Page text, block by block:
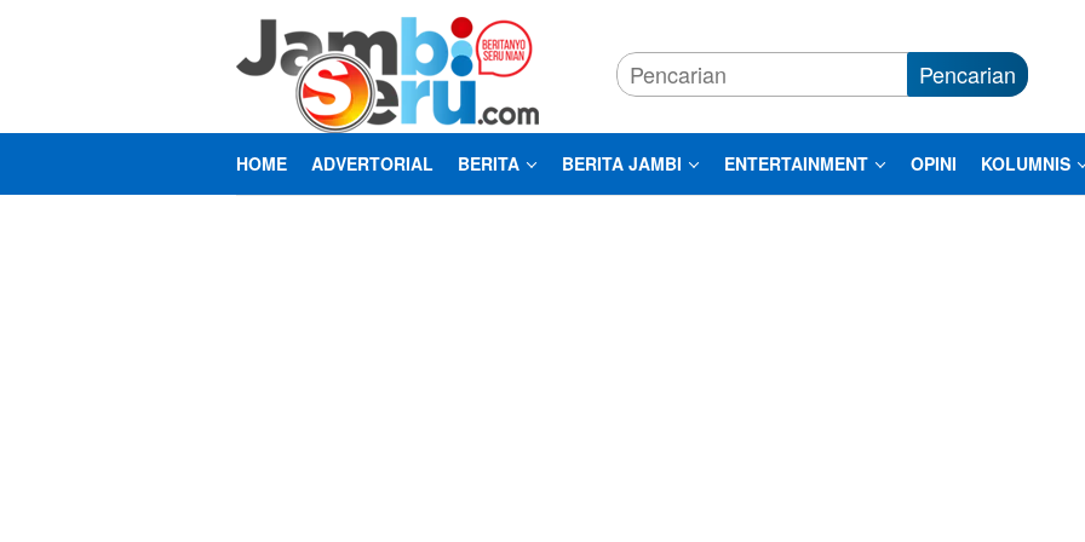
Pencarian
HOME ADVERTORIAL BERITA BERITA JAMBI ENTERTAINMENT OPINI KOLUMNIS